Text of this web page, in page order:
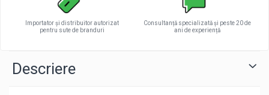
stationare
UPS pentru centrale termice si
sisteme de urgenta - acumulator
Importator și distribuitor autorizat
pentru sute de branduri
Consultanță specializată și peste 20 de
ani de experiență
Descriere